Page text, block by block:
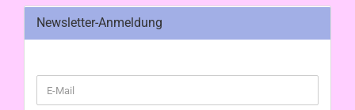
Newsletter-Anmeldung
ZUR
E-
Mail